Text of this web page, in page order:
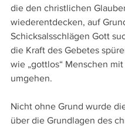
die den christlichen
wiederentdecken, auf
Schicksalsschlägen Gott
die Kraft des Gebetes
wie „gottlos“ Menschen
umgehen.
Nicht ohne Grund wurde
über die Grundlagen des